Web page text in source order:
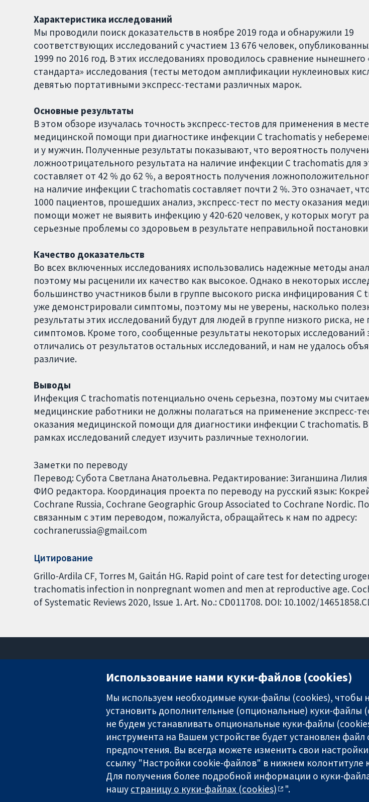
Характеристика исследований
Мы проводили поиск доказательств в ноябре 2019 года и обнаружили 19
соответствующих исследований с участием 13 676 человек,
1999 по 2016 год. В этих исследованиях проводилось сравнение нынешнего
стандарта» исследования (тесты методом амплификации нуклеиновых
девятью портативными экспресс-тестами различных марок.
Основные результаты
В этом обзоре изучалась точность экспресс-тестов для применения в
медицинской помощи при диагностике инфекции C trachomatis у
и у мужчин. Полученные результаты показывают, что вероятность
ложноотрицательного результата на наличие инфекции C trachomatis для
составляет от 42 % до 62 %, а вероятность получения
на наличие инфекции C trachomatis составляет почти 2 %. Это означает,
1000 пациентов, прошедших анализ, экспресс-тест по месту оказания
помощи может не выявить инфекцию у 420-620 человек, у которых могут
серьезные проблемы со здоровьем в результате неправильной
Качество доказательств
Во всех включенных исследованиях использовались надежные методы
поэтому мы расценили их качество как высокое. Однако в некоторых
большинство участников были в группе высокого риска инфицирования C
уже демонстрировали симптомы, поэтому мы не уверены, насколько
результаты этих исследований будут для людей в группе низкого риска,
симптомов. Кроме того, сообщенные результаты некоторых исследований
отличались от результатов остальных исследований, и нам не удалось
различие.
Выводы
Инфекция C trachomatis потенциально очень серьезна, поэтому мы
медицинские работники не должны полагаться на применение экспресс-
оказания медицинской помощи для диагностики инфекции C trachomatis.
рамках исследований следует изучить различные технологии.
Заметки по переводу
Перевод: Субота Светлана Анатольевна. Редактирование: Зиганшина Лилия
ФИО редактора. Координация проекта по переводу на русский язык:
Cochrane Russia, Cochrane Geographic Group Associated to Cochrane Nordic.
связанным с этим переводом, пожалуйста, обращайтесь к нам по адресу:
cochranerussia@gmail.com
Цитирование
Grillo-Ardila CF, Torres M, Gaitán HG. Rapid point of care test for detecting
trachomatis infection in nonpregnant women and men at reproductive age.
of Systematic Reviews 2020, Issue 1. Art. No.: CD011708. DOI: 10.1002/
Надёжные доказательства
Информированные решения
11-13 Cavendish Square
W1G 0AN
United Kingdom
The Cochrane Collaboration is a charity (no. 1045921) and a company limited by guarantee (no. 03044323)
Copyright © 2026 The Cochrane Collaboration
Использование нами куки-файлов (cookies)
Мы используем необходимые куки-файлы (cookies), чтобы
установить дополнительные (опциональные) куки-файлы
не будем устанавливать опциональные куки-файлы
инструмента на Вашем устройстве будет установлен
предпочтения. Вы всегда можете изменить свои
ссылку "Настройки cookie-файлов" в нижнем колонтитуле
Для получения более подробной информации о куки-
нашу страницу о куки-файлах (cookies) ".